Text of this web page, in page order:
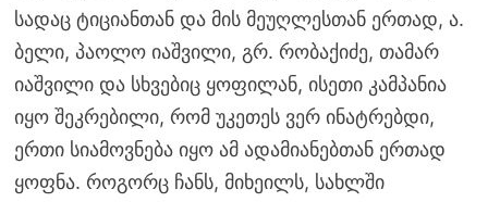
სადაც ტიციანთან და მის მეუღლესთან ერთად, ა.
ბელი, პაოლო იაშვილი, გრ. რობაქიძე, თამარ
იაშვილი და სხვებიც ყოფილან, ისეთი კამპანია
იყო შეკრებილი, რომ უკეთეს ვერ ინატრებდი,
ერთი სიამოვნება იყო ამ ადამიანებთან ერთად
ყოფნა. როგორც ჩანს, მიხეილს, სახლში